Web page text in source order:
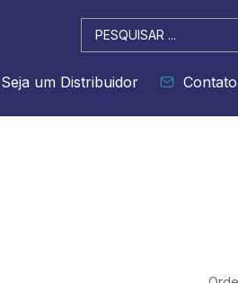
Pesquisar
...
Seja um Distribuidor Contato